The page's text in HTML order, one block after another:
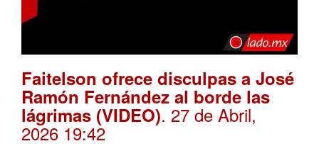
Faitelson ofrece disculpas a José
Ramón Fernández al borde las
lágrimas (VIDEO). 27 de Abril,
2026 19:42